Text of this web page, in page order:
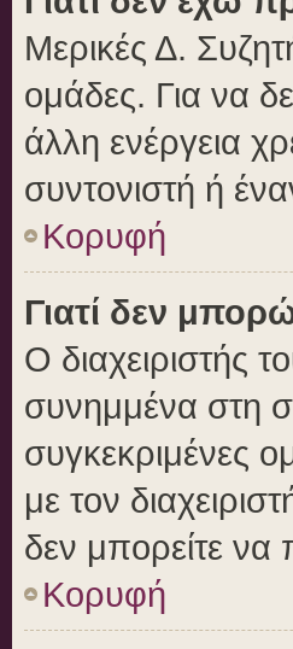
Μερικές Δ.
ομάδες. Για να
άλλη ενέργεια
συντονιστή ή
Κορυφή
Γιατί δεν
Ο διαχειριστής
συνημμένα στη
συγκεκριμένες
με τον
δεν μπορείτε
Κορυφή